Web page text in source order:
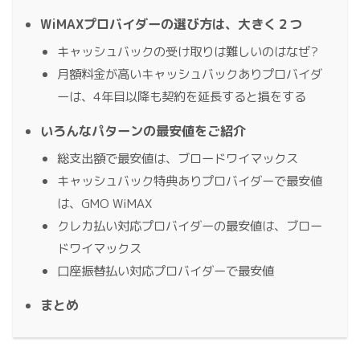
WiMAXプロバイダーの選び方は、大きく２つ
キャッシュバックの受け取りは難しいのはなぜ?
月額料金が高いキャッシュバックありプロバイダ
ーは、4年目以降も契約を延長すると損をする
いろんなパターンの最安値をご紹介
総支出額で最安値は、ブロードワイマックス
キャッシュバック特典ありプロバイダーで最安値
は、GMO WiMAX
クレカ払い対応プロバイダーの最安値は、ブロー
ドワイマックス
口座振替払い対応プロバイダーで最安値
まとめ